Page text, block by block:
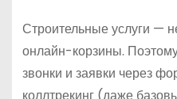
Строительные услуги —
онлайн-корзины.
звонки и заявки через
коллтрекинг (даже